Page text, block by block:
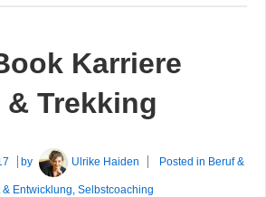
Karriere
Trekking
by Ulrike Haiden Posted in Beruf &
Entwicklung, Selbstcoaching